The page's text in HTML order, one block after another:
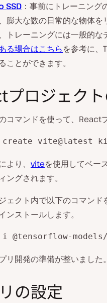
SSD ：事前にトレーニン
膨大な数の日常的な物体
トレーニングには一般的な
る場合はこちらを参考に、
ことができます。
プロジェク
コマンドを使って、React
create vite@latest
より、 viteを使用してベー
ングされます。
ェクト内で以下のコマン
ンストールします。
i @tensorflow-
リ開発の準備が整いました。
の設定